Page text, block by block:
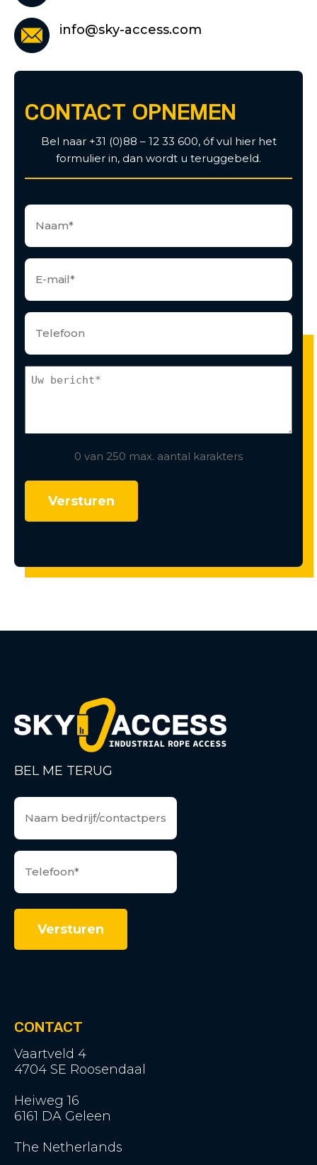
info@sky-access.com
CONTACT OPNEMEN
Bel naar +31 (0)88 – 12 33 600, óf vul hier het
formulier in, dan wordt u teruggebeld.
0 van 250 max. aantal karakters
BEL ME TERUG
CONTACT
Vaartveld 4
4704 SE Roosendaal
Heiweg 16
6161 DA Geleen
The Netherlands